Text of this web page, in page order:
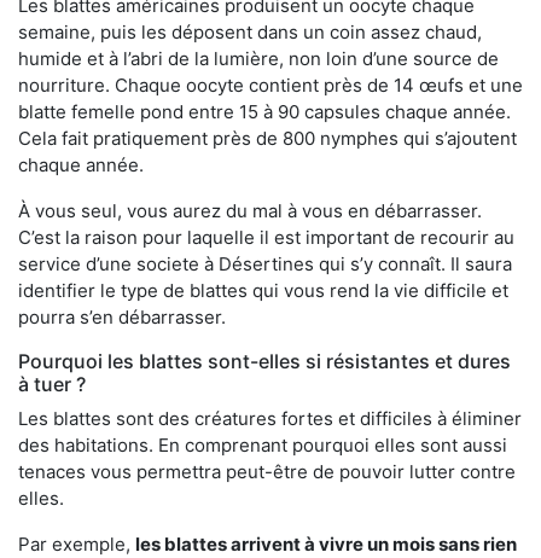
Les blattes américaines produisent un oocyte chaque
semaine, puis les déposent dans un coin assez chaud,
humide et à l’abri de la lumière, non loin d’une source de
nourriture. Chaque oocyte contient près de 14 œufs et une
blatte femelle pond entre 15 à 90 capsules chaque année.
Cela fait pratiquement près de 800 nymphes qui s’ajoutent
chaque année.
À vous seul, vous aurez du mal à vous en débarrasser.
C’est la raison pour laquelle il est important de recourir au
service d’une societe à Désertines qui s’y connaît. Il saura
identifier le type de blattes qui vous rend la vie difficile et
pourra s’en débarrasser.
Pourquoi les blattes sont-elles si résistantes et dures
à tuer ?
Les blattes sont des créatures fortes et difficiles à éliminer
des habitations. En comprenant pourquoi elles sont aussi
tenaces vous permettra peut-être de pouvoir lutter contre
elles.
Par exemple, les blattes arrivent à vivre un mois sans rien